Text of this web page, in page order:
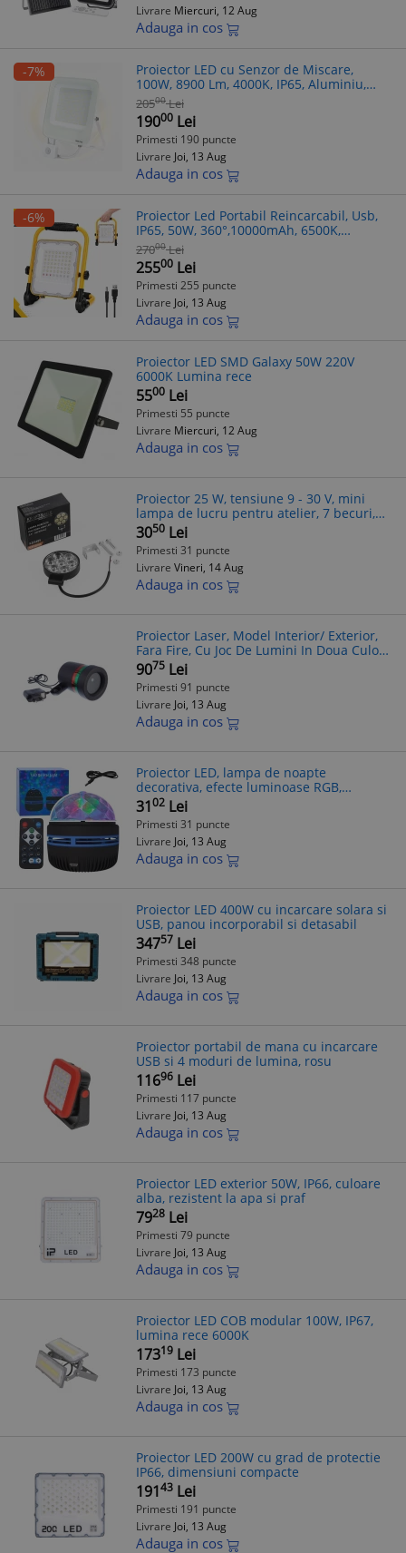
Livrare Miercuri, 12 Aug
Adauga in cos
-7%
Proiector LED cu Senzor de Miscare,
100W, 8900 Lm, 4000K, IP65, Aluminiu,
White
20500 Lei
19000 Lei
Primesti 190 puncte
Livrare Joi, 13 Aug
Adauga in cos
-6%
Proiector Led Portabil Reincarcabil, Usb,
IP65, 50W, 360°,10000mAh, 6500K,
Aluminum, Black/Yellow
27000 Lei
25500 Lei
Primesti 255 puncte
Livrare Joi, 13 Aug
Adauga in cos
Proiector LED SMD Galaxy 50W 220V
6000K Lumina rece
5500 Lei
Primesti 55 puncte
Livrare Miercuri, 12 Aug
Adauga in cos
Proiector 25 W, tensiune 9 - 30 V, mini
lampa de lucru pentru atelier, 7 becuri,
2000 lm 6000K, Kraft
3050 Lei
Primesti 31 puncte
Livrare Vineri, 14 Aug
Adauga in cos
Proiector Laser, Model Interior/ Exterior,
Fara Fire, Cu Joc De Lumini In Doua Culori-
Rosu si Verde, PPR
9075 Lei
Primesti 91 puncte
Livrare Joi, 13 Aug
Adauga in cos
Proiector LED, lampa de noapte
decorativa, efecte luminoase RGB,
7.9x9.6cm
3102 Lei
Primesti 31 puncte
Livrare Joi, 13 Aug
Adauga in cos
Proiector LED 400W cu incarcare solara si
USB, panou incorporabil si detasabil
34757 Lei
Primesti 348 puncte
Livrare Joi, 13 Aug
Adauga in cos
Proiector portabil de mana cu incarcare
USB si 4 moduri de lumina, rosu
11696 Lei
Primesti 117 puncte
Livrare Joi, 13 Aug
Adauga in cos
Proiector LED exterior 50W, IP66, culoare
alba, rezistent la apa si praf
7928 Lei
Primesti 79 puncte
Livrare Joi, 13 Aug
Adauga in cos
Proiector LED COB modular 100W, IP67,
lumina rece 6000K
17319 Lei
Primesti 173 puncte
Livrare Joi, 13 Aug
Adauga in cos
Proiector LED 200W cu grad de protectie
IP66, dimensiuni compacte
19143 Lei
Primesti 191 puncte
Livrare Joi, 13 Aug
Adauga in cos